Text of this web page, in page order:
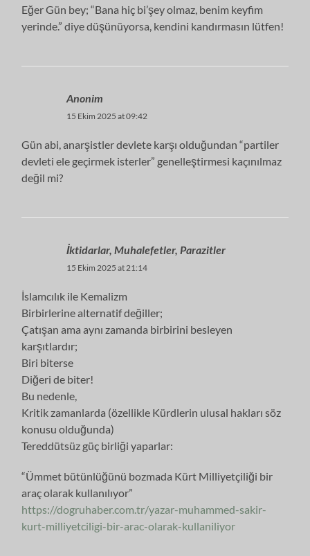
Eğer Gün bey; “Bana hiç bi’şey olmaz, benim keyfim
yerinde.” diye düşünüyorsa, kendini kandırmasın lütfen!
Anonim
15 Ekim 2025 at 09:42
Gün abi, anarşistler devlete karşı olduğundan “partiler
devleti ele geçirmek isterler” genelleştirmesi kaçınılmaz
değil mi?
İktidarlar, Muhalefetler, Parazitler
15 Ekim 2025 at 21:14
İslamcılık ile Kemalizm
Birbirlerine alternatif değiller;
Çatışan ama aynı zamanda birbirini besleyen
karşıtlardır;
Biri biterse
Diğeri de biter!
Bu nedenle,
Kritik zamanlarda (özellikle Kürdlerin ulusal hakları söz
konusu olduğunda)
Tereddütsüz güç birliği yaparlar:
“Ümmet bütünlüğünü bozmada Kürt Milliyetçiliği bir
araç olarak kullanılıyor”
https://dogruhaber.com.tr/yazar-muhammed-sakir-
kurt-milliyetciligi-bir-arac-olarak-kullaniliyor